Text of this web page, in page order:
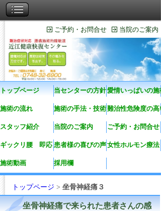
ご予約・お問合せ 当院のご案内
トップページ 当センターの方針愛情いっぱいの施
施術の流れ 施術の手法・技術難治性危険度の高
スタッフ紹介 当院のご案内 ご予約・お問合せ
ギックリ腰 即応 患者様の喜びの声女性ホルモン療法
施術動画 採用欄
トップページ > 坐骨神経痛３
坐骨神経痛で来られた患者さんの感